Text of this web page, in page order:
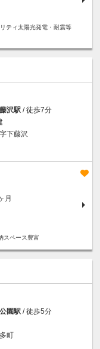
ティ太陽光発電・耐震等
沢駅 / 徒歩7分
下藤沢
月
スペース豊富
園駅 / 徒歩5分
町